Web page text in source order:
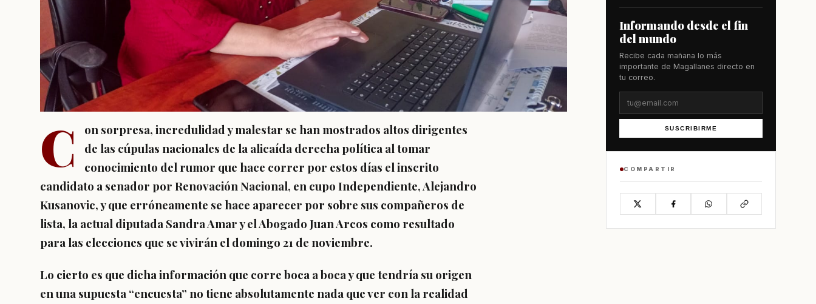
C
on sorpresa, incredulidad y malestar se han mostrados altos dirigentes
de las cúpulas nacionales de la alicaída derecha política al tomar
conocimiento del rumor que hace correr por estos días el inscrito
candidato a senador por Renovación Nacional, en cupo Independiente, Alejandro
Kusanovic, y que erróneamente se hace aparecer por sobre sus compañeros de
lista, la actual diputada Sandra Amar y el Abogado Juan Arcos como resultado
para las elecciones que se vivirán el domingo 21 de noviembre.
Lo cierto es que dicha información que corre boca a boca y que tendría su origen
en una supuesta “encuesta” no tiene absolutamente nada que ver con la realidad
Informando desde el fin
del mundo
Recibe cada mañana lo más
importante de Magallanes directo en
tu correo.
SUSCRIBIRME
COMPARTIR